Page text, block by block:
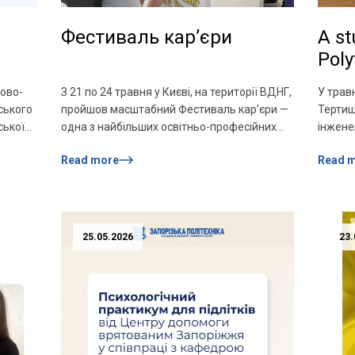
Фестиваль кар’єри
З 21 по 24 травня у Києві, на території ВДНГ,
пройшов масштабний Фестиваль кар’єри —
одна з найбільших освітньо-професійних
роботодавців та освітніх закладів. Під час
майстер-класами, кар’єрними
консультаціями, тестами на
Read more
A
У
з
13
Read
25.05.2026